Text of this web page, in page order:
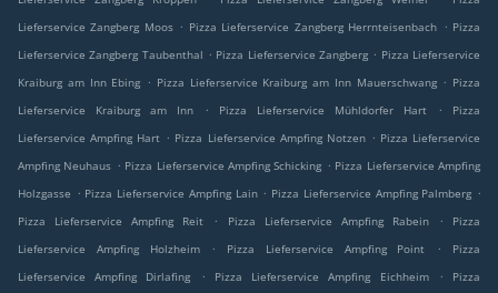
Lieferservice Zangberg Moos . Pizza Lieferservice Zangberg Herrnteisenbach . Pizza
Lieferservice Zangberg Taubenthal . Pizza Lieferservice Zangberg . Pizza Lieferservice
Kraiburg am Inn Ebing . Pizza Lieferservice Kraiburg am Inn Mauerschwang . Pizza
Lieferservice Kraiburg am Inn
. Pizza Lieferservice Mühldorfer Hart .
Pizza
Lieferservice Ampfing Hart . Pizza Lieferservice Ampfing Notzen . Pizza Lieferservice
Ampfing Neuhaus . Pizza Lieferservice Ampfing Schicking . Pizza Lieferservice Ampfing
Holzgasse . Pizza Lieferservice Ampfing Lain . Pizza Lieferservice Ampfing Palmberg .
Pizza Lieferservice Ampfing Reit
. Pizza Lieferservice Ampfing Rabein .
Pizza
Lieferservice Ampfing Holzheim
. Pizza Lieferservice Ampfing Point .
Pizza
Lieferservice Ampfing Dirlafing
. Pizza Lieferservice Ampfing Eichheim .
Pizza